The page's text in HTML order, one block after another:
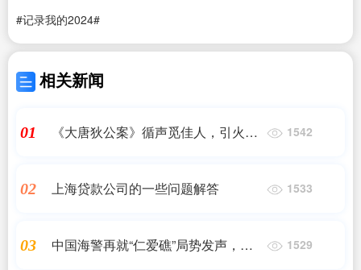
#记录我的2024#
相关新闻
01
《大唐狄公案》循声觅佳人，引火自
1542
02 上海贷款公司的一些问题解答 1533
03
中国海警再就“仁爱礁”局势发声，专
1529